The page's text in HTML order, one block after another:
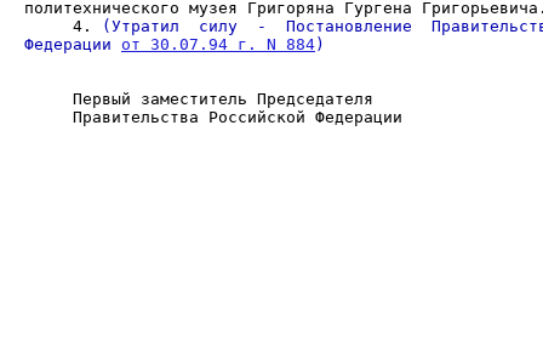
     4.
(Утратил  силу  -  Постановление
Федерации от 30.07.94 г. N 884)
Правительства Российской Федерации